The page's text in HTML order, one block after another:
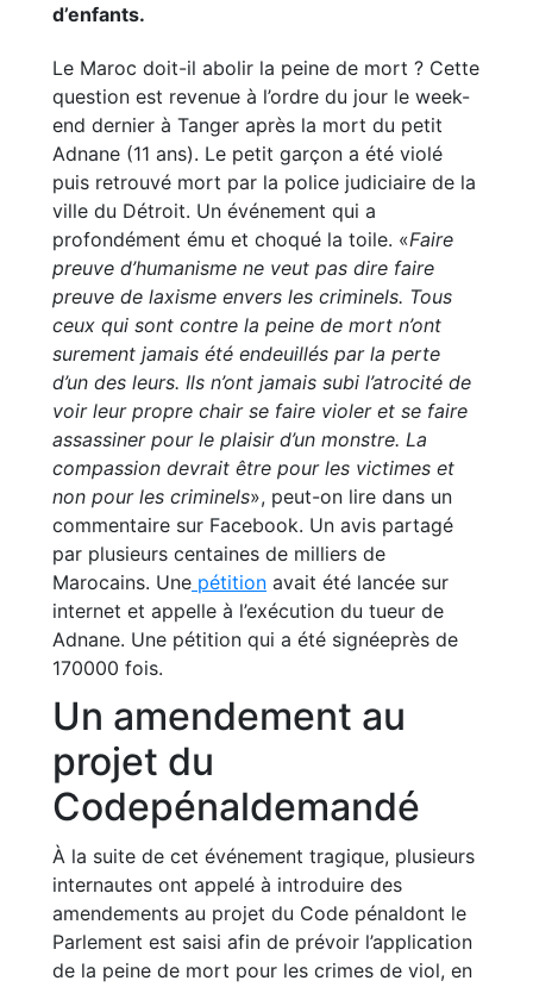
d’enfants.
Le Maroc doit-il abolir la peine de mort ? Cette
question est revenue à l’ordre du jour le week-
end dernier à Tanger après la mort du petit
Adnane (11 ans). Le petit garçon a été violé
puis retrouvé mort par la police judiciaire de la
ville du Détroit. Un événement qui a
profondément ému et choqué la toile. «Faire
preuve d’humanisme ne veut pas dire faire
preuve de laxisme envers les criminels. Tous
ceux qui sont contre la peine de mort n’ont
surement jamais été endeuillés par la perte
d’un des leurs. Ils n’ont jamais subi l’atrocité de
voir leur propre chair se faire violer et se faire
assassiner pour le plaisir d’un monstre. La
compassion devrait être pour les victimes et
non pour les criminels», peut-on lire dans un
commentaire sur Facebook. Un avis partagé
par plusieurs centaines de milliers de
Marocains. Une pétition avait été lancée sur
internet et appelle à l’exécution du tueur de
Adnane. Une pétition qui a été signéeprès de
170000 fois.
Un amendement au
projet du
Codepénaldemandé
À la suite de cet événement tragique, plusieurs
internautes ont appelé à introduire des
amendements au projet du Code pénaldont le
Parlement est saisi afin de prévoir l’application
de la peine de mort pour les crimes de viol, en